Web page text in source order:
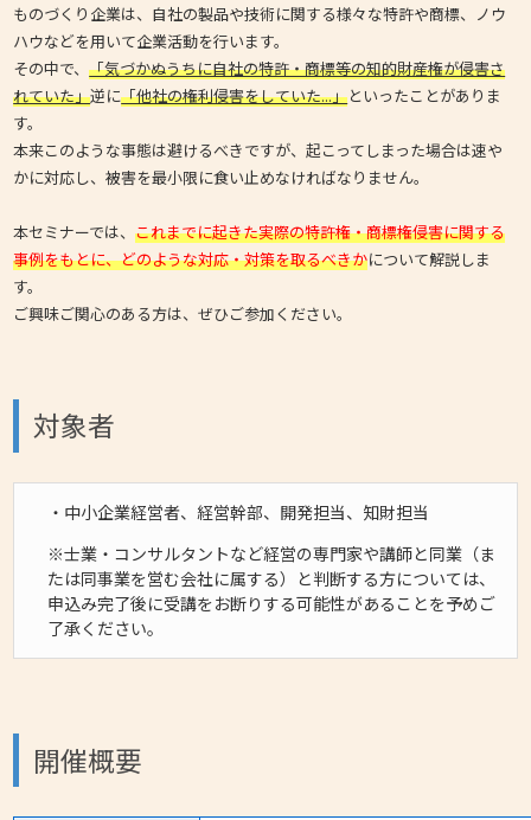
ものづくり企業は、自社の製品や技術に関する様々な特許や商標、ノウ
ハウなどを用いて企業活動を行います。
その中で、「気づかぬうちに自社の特許・商標等の知的財産権が侵害さ
れていた」逆に「他社の権利侵害をしていた...」といったことがありま
す。
本来このような事態は避けるべきですが、起こってしまった場合は速や
かに対応し、被害を最小限に食い止めなければなりません。
本セミナーでは、これまでに起きた実際の特許権・商標権侵害に関する
事例をもとに、どのような対応・対策を取るべきかについて解説しま
す。
ご興味ご関心のある方は、ぜひご参加ください。
対象者
・中小企業経営者、経営幹部、開発担当、知財担当
※士業・コンサルタントなど経営の専門家や講師と同業（ま
たは同事業を営む会社に属する）と判断する方については、
申込み完了後に受講をお断りする可能性があることを予めご
了承ください。
開催概要